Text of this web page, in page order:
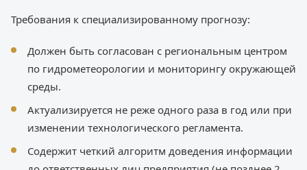
Требования к специализированному прогнозу:
Должен быть согласован с региональным центром
по гидрометеорологии и мониторингу окружающей
среды.
Актуализируется не реже одного раза в год или при
изменении технологического регламента.
Содержит четкий алгоритм доведения информации